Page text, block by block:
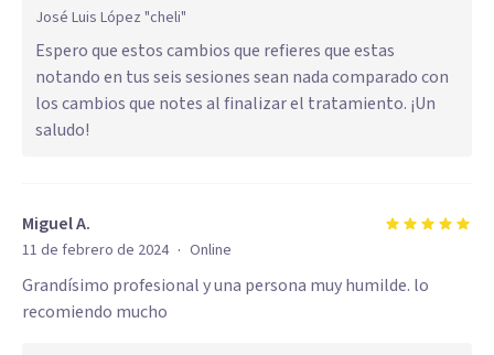
José Luis López "cheli"
Espero que estos cambios que refieres que estas
notando en tus seis sesiones sean nada comparado con
los cambios que notes al finalizar el tratamiento. ¡Un
saludo!
Miguel A.
11 de febrero de 2024 · Online
Grandísimo profesional y una persona muy humilde. lo
recomiendo mucho